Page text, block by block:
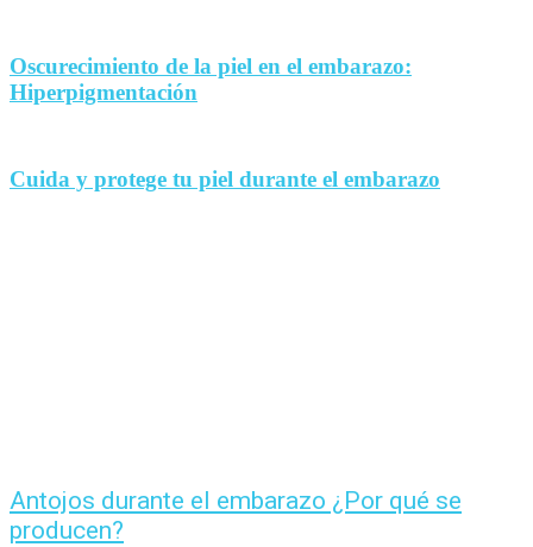
Oscurecimiento de la piel en el embarazo:
Hiperpigmentación
Cuida y protege tu piel durante el embarazo
Antojos durante el embarazo ¿Por qué se
producen?